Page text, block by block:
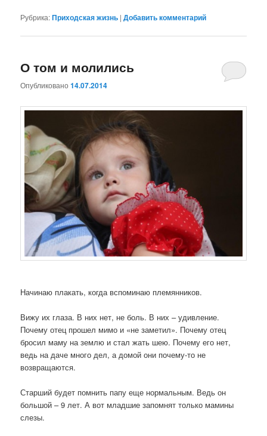
Рубрика:Приходская жизнь |Добавить комментарий
О том и молились
Опубликовано14.07.2014
Начинаю плакать, когда вспоминаю племянников.
Вижу их глаза. В них нет, не боль. В них – удивление.
Почему отец прошел мимо и «не заметил». Почему отец
бросил маму на землю и стал жать шею. Почему его нет,
ведь на даче много дел, а домой они почему-то не
возвращаются.
Старший будет помнить папу еще нормальным. Ведь он
большой – 9 лет. А вот младшие запомнят только мамины
слезы.